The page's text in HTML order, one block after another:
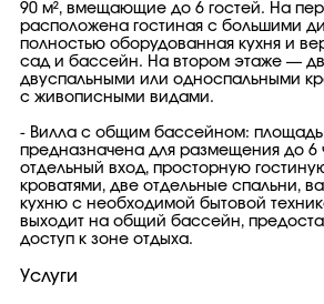
90 м², вмещающие до 6 гостей. На
расположена гостиная с большими
полностью оборудованная кухня и
сад и бассейн. На втором этаже —
двуспальными или односпальными
с живописными видами.
- Вилла с общим бассейном: площадь
предназначена для размещения до 6
отдельный вход, просторную
кроватями, две отдельные спальни,
кухню с необходимой бытовой
выходит на общий бассейн,
доступ к зоне отдыха.
Услуги